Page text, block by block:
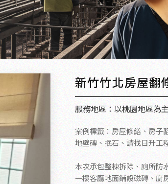
新竹竹北房屋翻
服務地區：以桃園地區為
案例標籤：房屋修繕、房子
地壁磚、抿石、請找日升工
本次承包整棟拆除、廁所防
一樓客廳地面鋪設磁磚、廚